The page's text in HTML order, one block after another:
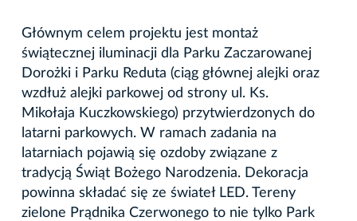
Głównym celem projektu jest montaż
świątecznej iluminacji dla Parku Zaczarowanej
Dorożki i Parku Reduta (ciąg głównej alejki oraz
wzdłuż alejki parkowej od strony ul. Ks.
Mikołaja Kuczkowskiego) przytwierdzonych do
latarni parkowych. W ramach zadania na
latarniach pojawią się ozdoby związane z
tradycją Świąt Bożego Narodzenia. Dekoracja
powinna składać się ze świateł LED. Tereny
zielone Prądnika Czerwonego to nie tylko Park